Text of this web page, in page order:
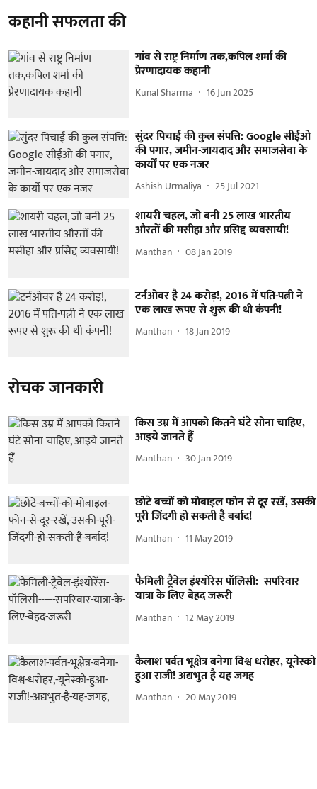
कहानी सफलता की
गांव से राष्ट्र निर्माण तक,कपिल शर्मा की
प्रेरणादायक कहानी
Kunal Sharma 16 Jun 2025
सुंदर पिचाई की कुल संपत्ति: Google सीईओ
की पगार, जमीन-जायदाद और समाजसेवा के
कार्यों पर एक नजर
Ashish Urmaliya 25 Jul 2021
शायरी चहल, जो बनी 25 लाख भारतीय
औरतों की मसीहा और प्रसिद्द व्यवसायी!
Manthan 08 Jan 2019
टर्नओवर है 24 करोड़!, 2016 में पति-पत्नी ने
एक लाख रूपए से शुरू की थी कंपनी!
Manthan 18 Jan 2019
रोचक जानकारी
किस उम्र में आपको कितने घंटे सोना चाहिए,
आइये जानते हैं
Manthan 30 Jan 2019
छोटे बच्चों को मोबाइल फोन से दूर रखें, उसकी
पूरी जिंदगी हो सकती है बर्बाद!
Manthan 11 May 2019
फैमिली ट्रैवेल इंश्योरेंस पॉलिसी: सपरिवार
यात्रा के लिए बेहद जरूरी
Manthan 12 May 2019
कैलाश पर्वत भूक्षेत्र बनेगा विश्व धरोहर, यूनेस्को
हुआ राजी! अद्यभुत है यह जगह
Manthan 20 May 2019